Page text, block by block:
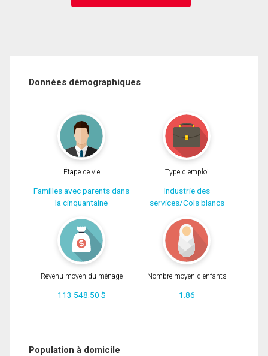
Données démographiques
Étape de vie
Familles avec parents dans
la cinquantaine
Type d'emploi
Industrie des
services/Cols blancs
Revenu moyen du ménage
113 548.50 $
Nombre moyen d'enfants
1.86
Population à domicile